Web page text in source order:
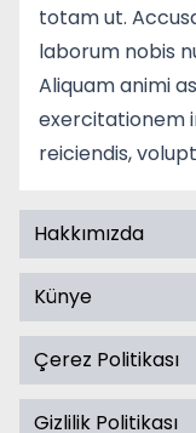
totam ut.
laborum nobis
Aliquam animi
exercitationem
reiciendis,
Hakkımızda
Künye
Çerez Politikası
Gizlilik Politikası